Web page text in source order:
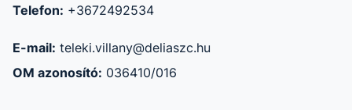
Telefon: +3672492534
E-mail: teleki.villany@deliaszc.hu
OM azonosító: 036410/016